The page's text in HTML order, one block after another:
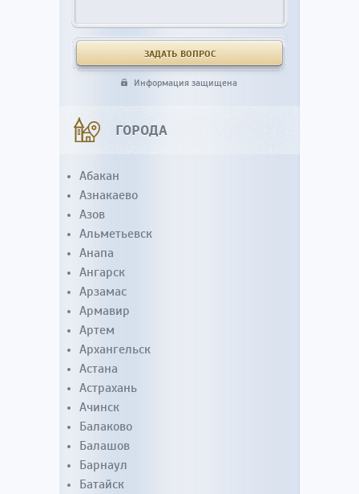
Информация защищена
ГОРОДА
Абакан
Азнакаево
Азов
Альметьевск
Анапа
Ангарск
Арзамас
Армавир
Артем
Архангельск
Астана
Астрахань
Ачинск
Балаково
Балашов
Барнаул
Батайск